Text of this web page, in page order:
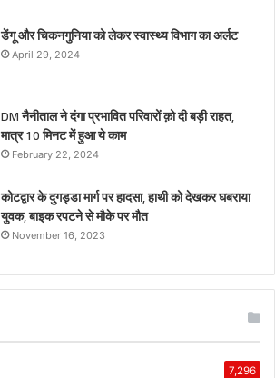
डेंगू और चिकनगुनिया को लेकर स्वास्थ्य विभाग का अर्लट
April 29, 2024
DM नैनीताल ने दंगा प्रभावित परिवारों क़ो दी बड़ी राहत,
मात्र 10 मिनट में हुआ ये काम
February 22, 2024
कोटद्वार के दुगड्डा मार्ग पर हादसा, हाथी को देखकर घबराया
युवक, बाइक रपटने से मौके पर मौत
November 16, 2023
7,296